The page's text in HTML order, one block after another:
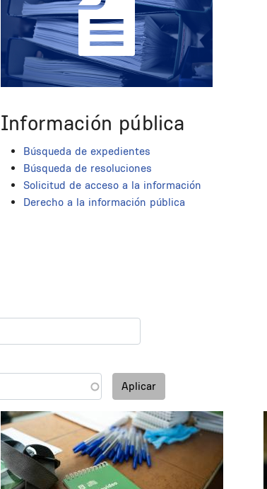
Información pública
Búsqueda de expedientes
Búsqueda de resoluciones
Solicitud de acceso a la información
Derecho a la información pública
Aplicar